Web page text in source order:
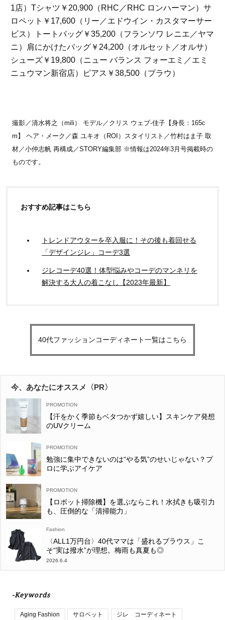
1店）Tシャツ￥20,900（RHC／RHC ロンハーマン）サ
ロペット￥17,600（リー／エドウイン・カスタマーサー
ビス）トートバッグ￥35,200（フランソワ レニエ／ヤマ
ニ）肩にかけたバッグ￥24,200（オルセット／オルサ）
シューズ￥19,800（ニュー バランス フォーエミ／エミ
ニュウマン新宿店）ピアス￥38,500（プラウ）
撮影／清水将之（mili） モデル／クリス ウェブ-佳子【身長：165c
m】 ヘア・メーク／森 ユキオ（ROI）スタイリスト／竹村はま子 取
材／小仲志帆 再構成／STORY編集部 ※情報は2024年3月号掲載時の
ものです。
おすすめ記事はこちら
トレンドアウターを卒入服に！その後も着回せる
「デザインジレ」コーデ3選
ジレコーデ40選！体型悩みやコーデのマンネリを
解決する大人の着こなし【2023年最新】
40代ファッションコーディネート一覧はこちら
今、あなたにオススメ〈PR〉
【汗をかく季節もベタつかず嬉しい】スキンケア発想
のUVクリーム
勉強に集中できないのは“やる気”のせいじゃない？プ
ロに学ぶアイケア
【ロボット掃除機】を選ぶならこれ！水拭きも吸引力
も、圧倒的な「清掃能力」
Fashion
〈ALL1万円台〉40代ママは「盛れるブラウス」こ
そ“実は撥水”が理想。梅雨も真夏も◎
2026.6.4
-Keywords
Aging Fashion サロペット ジレ コーディネート